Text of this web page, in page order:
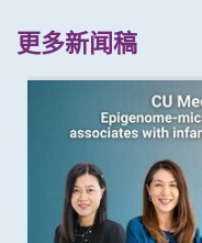
更多新闻稿